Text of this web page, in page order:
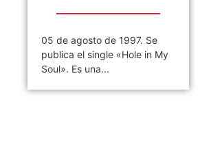
05 de agosto de 1997. Se
publica el single «Hole in My
Soul». Es una...